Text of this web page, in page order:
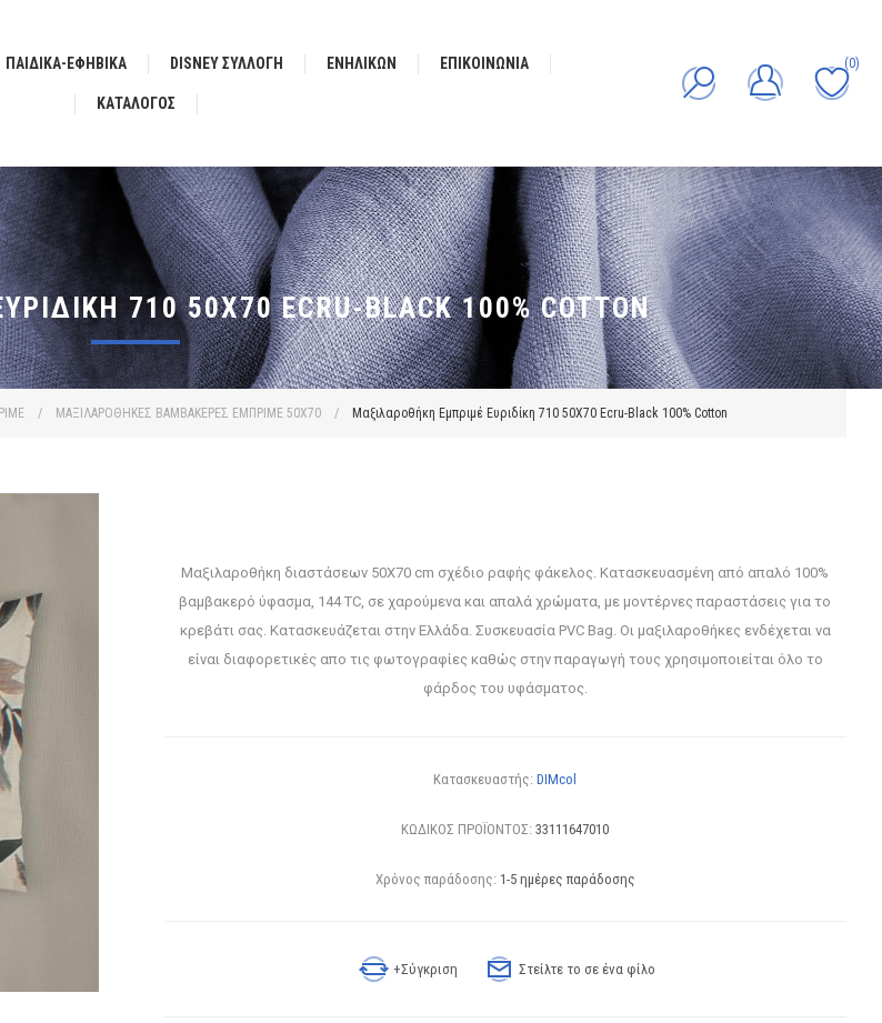
ΠΑΙΔΙΚΑ-ΕΦΗΒΙΚΑ DISNEY ΣΥΛΛΟΓΗ ΕΝΗΛΙΚΩΝ ΕΠΙΚΟΙΝΩΝΊΑ
ΚΑΤΆΛΟΓΟΣ
(0)
/ ΜΑΞΙΛΑΡΟΘΗΚΕΣ ΒΑΜΒΑΚΕΡΕΣ ΕΜΠΡΙΜΕ 50X70 / Μαξιλαροθήκη Εμπριμέ Ευριδίκη 710 50X70 Ecru-Black 100% Cotton
710 50X70 ECRU-BLACK 100% COTTON
Μαξιλαροθήκη διαστάσεων 50Χ70 cm σχέδιο ραφής φάκελος. Κατασκευασμένη από απαλό 100%
βαμβακερό ύφασμα, 144 TC, σε χαρούμενα και απαλά χρώματα, με μοντέρνες παραστάσεις για το
κρεβάτι σας. Κατασκευάζεται στην Ελλάδα. Συσκευασία PVC Bag. Οι μαξιλαροθήκες ενδέχεται να
είναι διαφορετικές απο τις φωτογραφίες καθώς στην παραγωγή τους χρησιμοποιείται όλο το
φάρδος του υφάσματος.
Κατασκευαστής: DIMcol
ΚΩΔΙΚΟΣ ΠΡΟΪΟΝΤΟΣ: 33111647010
Χρόνος παράδοσης: 1-5 ημέρες παράδοσης
+Σύγκριση Στείλτε το σε ένα φίλο